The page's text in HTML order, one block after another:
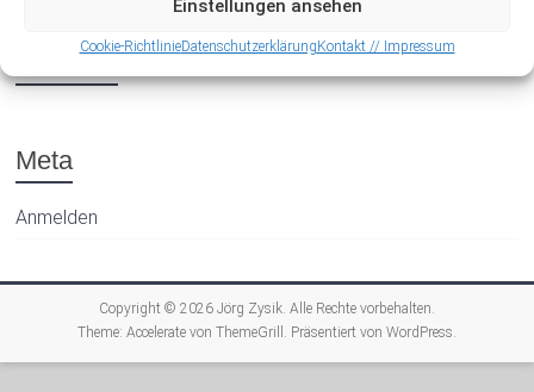
Einstellungen ansehen
Cookie-RichtlinieDatenschutzerklärung Kontakt // Impressum
Archiv
Meta
Anmelden
Copyright © 2026 Jörg Zysik. Alle Rechte vorbehalten.
Theme: Acceleratevon ThemeGrill. Präsentiert von WordPress.